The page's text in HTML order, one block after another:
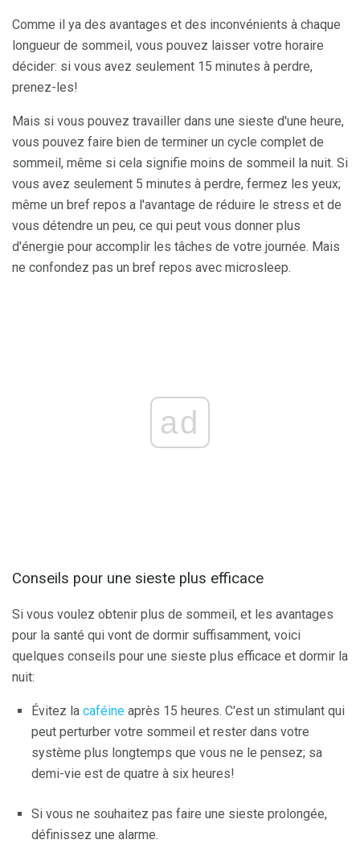
Comme il ya des avantages et des inconvénients à chaque
longueur de sommeil, vous pouvez laisser votre horaire
décider: si vous avez seulement 15 minutes à perdre,
prenez-les!
Mais si vous pouvez travailler dans une sieste d'une heure,
vous pouvez faire bien de terminer un cycle complet de
sommeil, même si cela signifie moins de sommeil la nuit. Si
vous avez seulement 5 minutes à perdre, fermez les yeux;
même un bref repos a l'avantage de réduire le stress et de
vous détendre un peu, ce qui peut vous donner plus
d'énergie pour accomplir les tâches de votre journée. Mais
ne confondez pas un bref repos avec microsleep.
ad
Conseils pour une sieste plus efficace
Si vous voulez obtenir plus de sommeil, et les avantages
pour la santé qui vont de dormir suffisamment, voici
quelques conseils pour une sieste plus efficace et dormir la
nuit:
Évitez la caféine après 15 heures. C'est un stimulant qui
peut perturber votre sommeil et rester dans votre
système plus longtemps que vous ne le pensez; sa
demi-vie est de quatre à six heures!
Si vous ne souhaitez pas faire une sieste prolongée,
définissez une alarme.